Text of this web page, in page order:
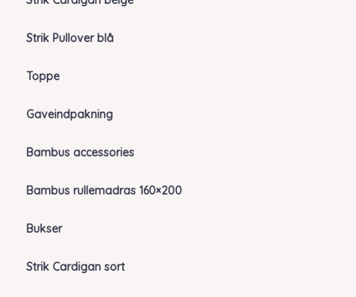
Strik Pullover blå
Toppe
Gaveindpakning
Bambus accessories
Bambus rullemadras 160×200
Bukser
Strik Cardigan sort